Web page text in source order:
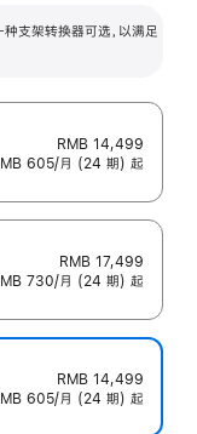
支架转换器可选，以满足
RMB 14,499
605/月 (24 期) 起
RMB 17,499
730/月 (24 期) 起
RMB 14,499
605/月 (24 期) 起